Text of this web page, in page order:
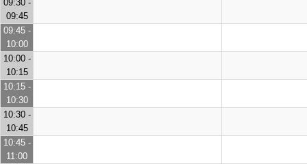
09:30 -
09:45
09:45 -
10:00
10:00 -
10:15
10:15 -
10:30
10:30 -
10:45
10:45 -
11:00